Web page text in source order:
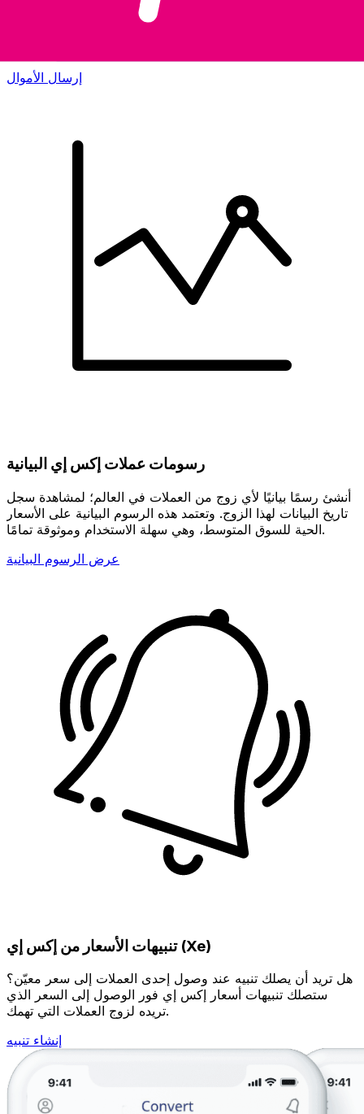
إرسال الأموال
رسومات عملات إكس إي البيانية
أنشئ رسمًا بيانيًا لأي زوج من العملات في العالم؛ لمشاهدة سجل
تاريخ البيانات لهذا الزوج. وتعتمد هذه الرسوم البيانية على الأسعار
الحية للسوق المتوسط، وهي سهلة الاستخدام وموثوقة تمامًا.
عرض الرسوم البيانية
تنبيهات الأسعار من إكس إي (Xe)
هل تريد أن يصلك تنبيه عند وصول إحدى العملات إلى سعر معيّن؟
ستصلك تنبيهات أسعار إكس إي فور الوصول إلى السعر الذي
تريده لزوج العملات التي تهمك.
إنشاء تنبيه